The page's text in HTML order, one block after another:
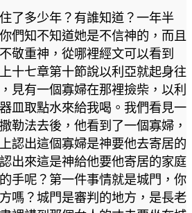
了多少年？有誰知道？一年半
們知不知道她是不信神的，而且
敬重神，從哪裡經文可以看到
十七章第十節說以利亞就起身往
見有一個寡婦在那裡撿柴，以利
皿取點水來給我喝。我們看見一
勒法去後，他看到了一個寡婦，
認出這個寡婦是神要他去寄居的
出來這是神給他要他寄居的家庭
手呢？第一件事情就是城門，你
嗎？城門是審判的地方，是長老